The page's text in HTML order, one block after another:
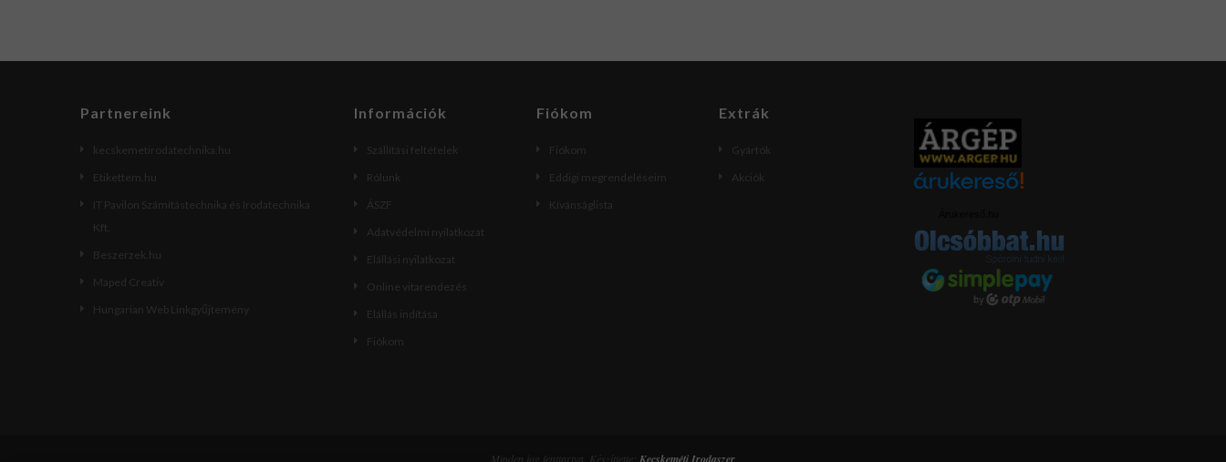
Partnereink
kecskemetirodatechnika.hu
Etikettem.hu
IT Pavilon Számítástechnika és Irodatechnika
Kft.
Beszerzek.hu
Maped Creativ
Hungarian Web Linkgyűjtemény
Információk
Szállítási feltételek
Rólunk
ÁSZF
Adatvédelmi nyilatkozat
Elállási nyilatkozat
Online vitarendezés
Elállás indítása
Fiókom
Fiókom
Fiókom
Eddigi megrendeléseim
Kívánságlista
Extrák
Gyártók
Akciók
Minden jog fenttartva. Készíttette: Kecskeméti Irodaszer